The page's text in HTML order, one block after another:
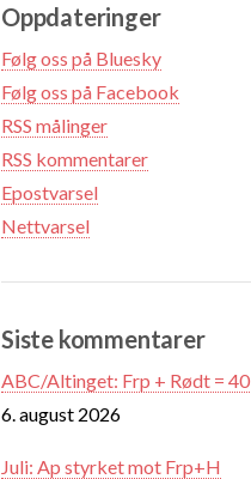
Oppdateringer
Følg oss på Bluesky
Følg oss på Facebook
RSS målinger
RSS kommentarer
Epostvarsel
Nettvarsel
Siste kommentarer
ABC/Altinget: Frp + Rødt = 40
6. august 2026
Juli: Ap styrket mot Frp+H